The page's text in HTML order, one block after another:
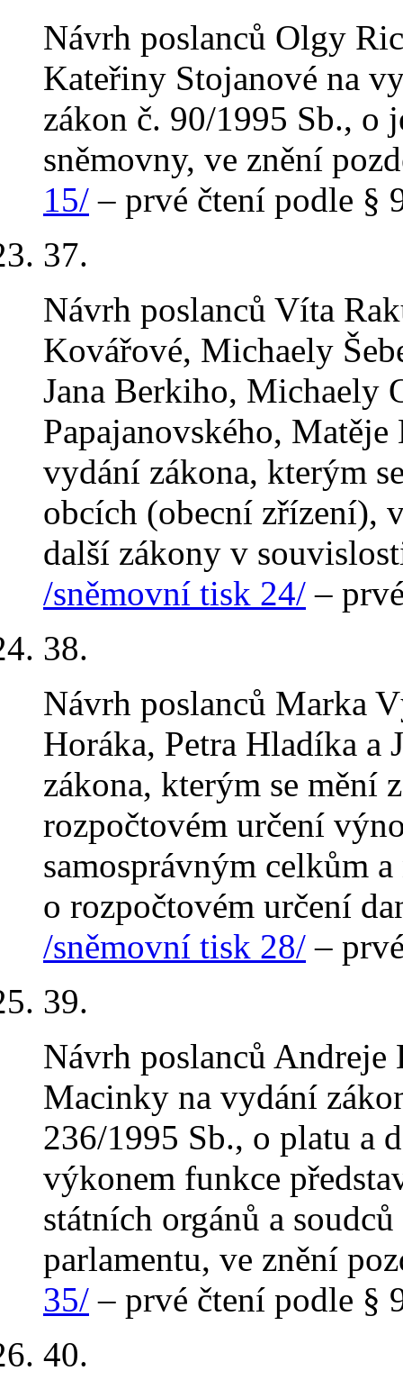
Návrh poslanců Olgy
Kateřiny Stojanové na
zákon č. 90/1995 Sb., o
sněmovny, ve znění
15/ – prvé čtení podle §
37.
Návrh poslanců Víta
Kovářové, Michaely
Jana Berkiho, Michaely
Papajanovského, Matěje
vydání zákona, kterým
obcích (obecní zřízení),
další zákony v
/sněmovní tisk 24/ –
38.
Návrh poslanců Marka
Horáka, Petra Hladíka
zákona, kterým se mění
rozpočtovém určení
samosprávným celkům
o rozpočtovém určení
/sněmovní tisk 28/ –
39.
Návrh poslanců Andreje
Macinky na vydání
236/1995 Sb., o platu a
výkonem funkce
státních orgánů a
parlamentu, ve znění
35/ – prvé čtení podle §
40.